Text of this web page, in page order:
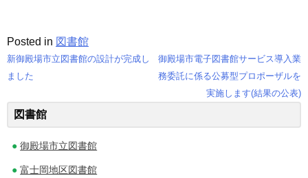
Posted in 図書館
投
稿
ナ
ビ
新御殿場市立図書館の設計が完成し
ました
御殿場市電子図書館サービス導入業
務委託に係る公募型プロポーザルを
実施します(結果の公表)
図書館
御殿場市立図書館
富士岡地区図書館